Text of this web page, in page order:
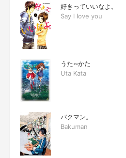
好きっていいなよ。
Say I love you
うた∽かた
Uta Kata
バクマン。
Bakuman